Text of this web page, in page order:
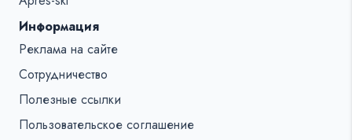
Информация
Реклама на сайте
Сотрудничество
Полезные ссылки
Пользовательское соглашение